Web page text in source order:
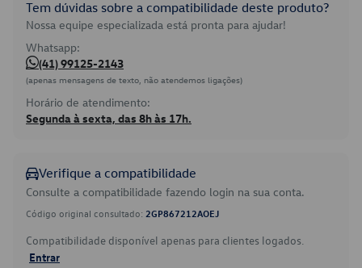
Tem dúvidas sobre a compatibilidade deste produto?
Nossa equipe especializada está pronta para ajudar!
Whatsapp:
(41) 99125-2143
(apenas mensagens de texto, não atendemos ligações)
Horário de atendimento:
Segunda à sexta, das 8h às 17h.
Verifique a compatibilidade
Consulte a compatibilidade fazendo login na sua conta.
Código original consultado: 2GP867212AOEJ
Compatibilidade disponível apenas para clientes logados.
Entrar